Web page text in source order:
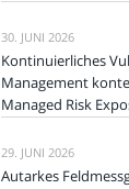
30. JUNI 2026
Kontinuierliches
Management
Managed Risk
29. JUNI 2026
Autarkes